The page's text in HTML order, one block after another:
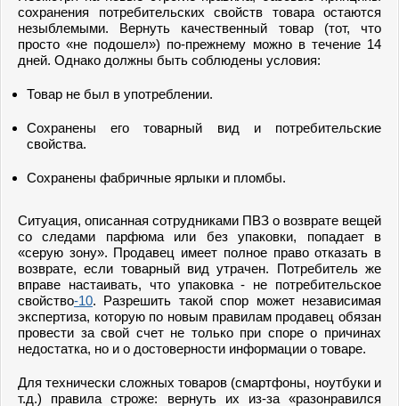
сохранения потребительских свойств товара остаются
незыблемыми. Вернуть качественный товар (тот, что
просто «не подошел») по-прежнему можно в течение 14
дней. Однако должны быть соблюдены условия:
Товар не был в употреблении.
Сохранены его товарный вид и потребительские
свойства.
Сохранены фабричные ярлыки и пломбы.
Ситуация, описанная сотрудниками ПВЗ о возврате вещей
со следами парфюма или без упаковки, попадает в
«серую зону». Продавец имеет полное право отказать в
возврате, если товарный вид утрачен. Потребитель же
вправе настаивать, что упаковка - не потребительское
свойство-10. Разрешить такой спор может независимая
экспертиза, которую по новым правилам продавец обязан
провести за свой счет не только при споре о причинах
недостатка, но и о достоверности информации о товаре.
Для технически сложных товаров (смартфоны, ноутбуки и
т.д.) правила строже: вернуть их из-за «разонравился